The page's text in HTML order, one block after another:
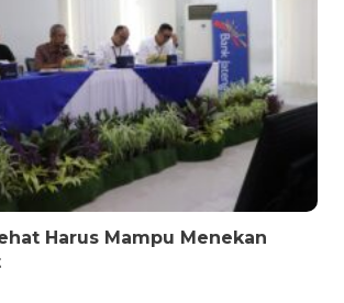
Harus Mampu Menekan